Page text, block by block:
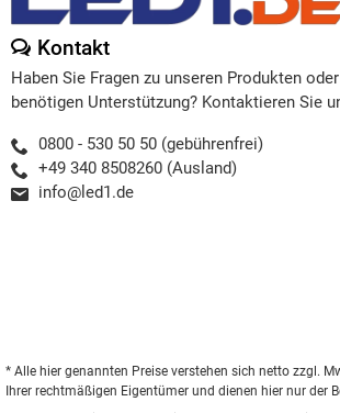
Kontakt
Haben Sie Fragen zu unseren Produkten oder
benötigen Unterstützung? Kontaktieren Sie
0800 - 530 50 50 (gebührenfrei)
+49 340 8508260 (Ausland)
info@led1.de
* Alle hier genannten Preise verstehen sich netto zzgl.
Ihrer rechtmäßigen Eigentümer und dienen hier nur der